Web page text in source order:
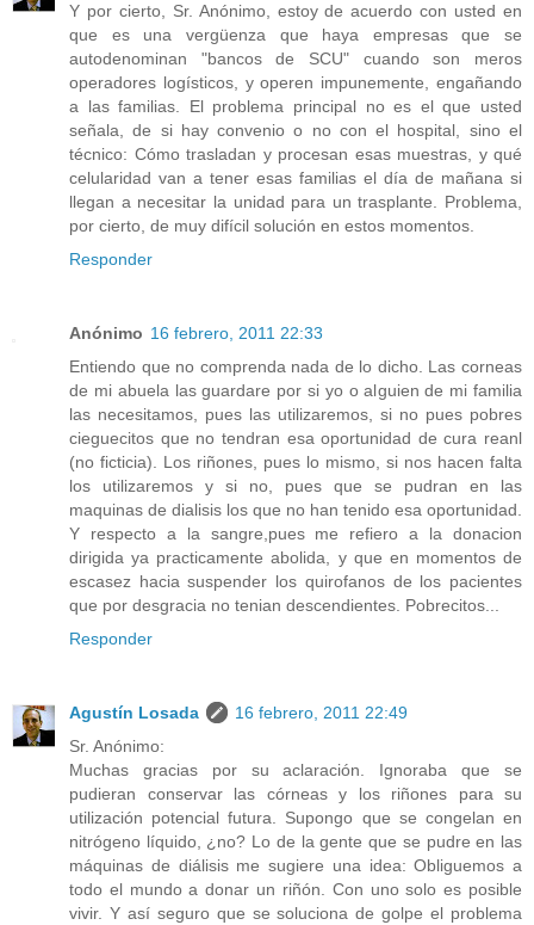
Y por cierto, Sr. Anónimo, estoy de acuerdo con usted en
que es una vergüenza que haya empresas que se
autodenominan "bancos de SCU" cuando son meros
operadores logísticos, y operen impunemente, engañando
a las familias. El problema principal no es el que usted
señala, de si hay convenio o no con el hospital, sino el
técnico: Cómo trasladan y procesan esas muestras, y qué
celularidad van a tener esas familias el día de mañana si
llegan a necesitar la unidad para un trasplante. Problema,
por cierto, de muy difícil solución en estos momentos.
Responder
Anónimo 16 febrero, 2011 22:33
Entiendo que no comprenda nada de lo dicho. Las corneas
de mi abuela las guardare por si yo o alguien de mi familia
las necesitamos, pues las utilizaremos, si no pues pobres
cieguecitos que no tendran esa oportunidad de cura reanl
(no ficticia). Los riñones, pues lo mismo, si nos hacen falta
los utilizaremos y si no, pues que se pudran en las
maquinas de dialisis los que no han tenido esa oportunidad.
Y respecto a la sangre,pues me refiero a la donacion
dirigida ya practicamente abolida, y que en momentos de
escasez hacia suspender los quirofanos de los pacientes
que por desgracia no tenian descendientes. Pobrecitos...
Responder
Agustín Losada
16 febrero, 2011 22:49
Sr. Anónimo:
Muchas gracias por su aclaración. Ignoraba que se
pudieran conservar las córneas y los riñones para su
utilización potencial futura. Supongo que se congelan en
nitrógeno líquido, ¿no? Lo de la gente que se pudre en las
máquinas de diálisis me sugiere una idea: Obliguemos a
todo el mundo a donar un riñón. Con uno solo es posible
vivir. Y así seguro que se soluciona de golpe el problema